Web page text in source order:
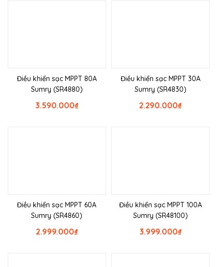
Điều khiển sạc MPPT 80A
Sumry (SR4880)
₫
3.590.000
Điều khiển sạc MPPT 30A
Sumry (SR4830)
₫
2.290.000
Điều khiển sạc MPPT 60A
Sumry (SR4860)
₫
2.999.000
Điều khiển sạc MPPT 100A
Sumry (SR48100)
₫
3.999.000